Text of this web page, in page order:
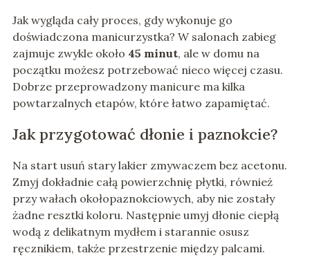
Jak wygląda cały proces, gdy wykonuje go
doświadczona manicurzystka? W salonach zabieg
zajmuje zwykle około 45 minut, ale w domu na
początku możesz potrzebować nieco więcej czasu.
Dobrze przeprowadzony manicure ma kilka
powtarzalnych etapów, które łatwo zapamiętać.
Jak przygotować dłonie i paznokcie?
Na start usuń stary lakier zmywaczem bez acetonu.
Zmyj dokładnie całą powierzchnię płytki, również
przy wałach okołopaznokciowych, aby nie zostały
żadne resztki koloru. Następnie umyj dłonie ciepłą
wodą z delikatnym mydłem i starannie osusz
ręcznikiem, także przestrzenie między palcami.